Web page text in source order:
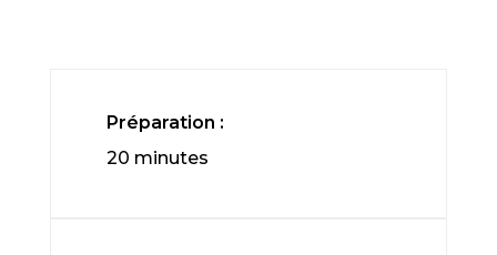
Préparation :
20 minutes